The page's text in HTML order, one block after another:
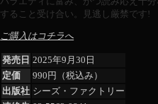
すること受け合い。見逃し厳禁です!
ご購入はコチラへ
発売日 2025年9月30日
定価
990円（税込み）
出版社 シーズ・ファクトリー